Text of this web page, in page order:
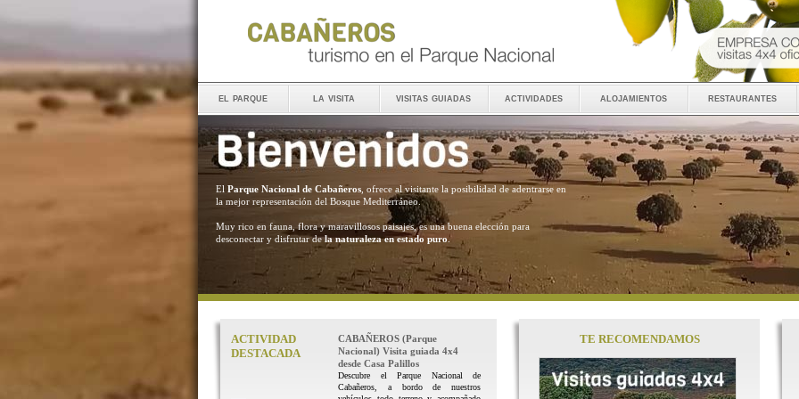
el parque la visita visitas guiadas actividades alojamientos restaurantes
El Parque Nacional de Cabañeros , ofrece al visitante la posibilidad de adentrarse en
la mejor representación del Bosque Mediterráneo.
Muy rico en fauna, flora y maravillosos paisajes, es una buena elección para
desconectar y disfrutar dela naturaleza en estado puro .
ACTIVIDAD
DESTACADA
CABAÑEROS (Parque
Nacional) Visita guiada 4x4
desde Casa Palillos
Descubre el Parque Nacional de
Cabañeros, a bordo de nuestros
TE RECOMENDAMOS